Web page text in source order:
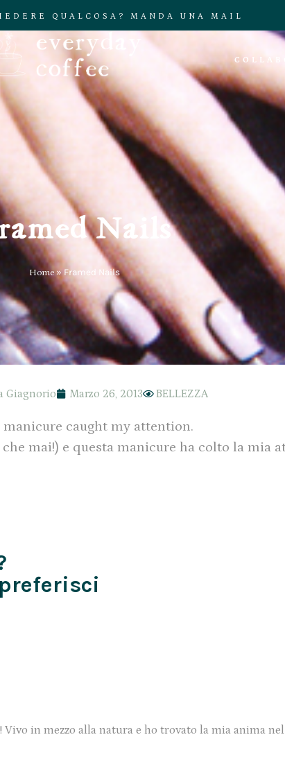
QUALCOSA? MANDA UNA MAIL
Nails
Home» Framed Nails
Giagnorio Marzo 26, 2013 BELLEZZA
caught my attention.
mai!) e questa manicure ha colto la mia
in mezzo alla natura e ho trovato la mia anima